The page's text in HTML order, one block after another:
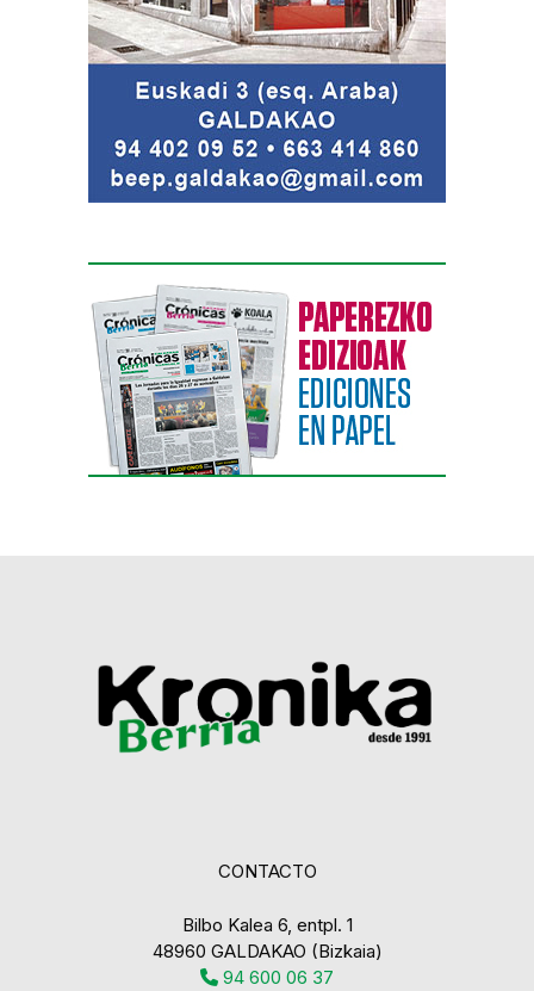
CONTACTO
Bilbo Kalea 6, entpl. 1
48960 GALDAKAO (Bizkaia)
94 600 06 37